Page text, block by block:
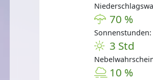
70 %
Sonnenstunden:
3 Std
10 %